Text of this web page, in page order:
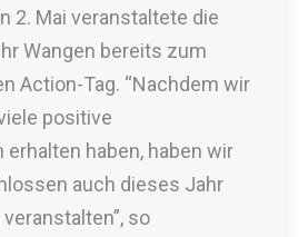
2. Mai veranstaltete die
Wangen bereits zum
Action-Tag. “Nachdem wir
positive
erhalten haben, haben wir
auch dieses Jahr
so